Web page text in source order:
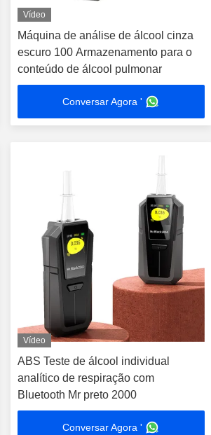
Vídeo
Máquina de análise de álcool cinza
escuro 100 Armazenamento para o
conteúdo de álcool pulmonar
Conversar Agora '
Vídeo
ABS Teste de álcool individual
analítico de respiração com
Bluetooth Mr preto 2000
Conversar Agora '